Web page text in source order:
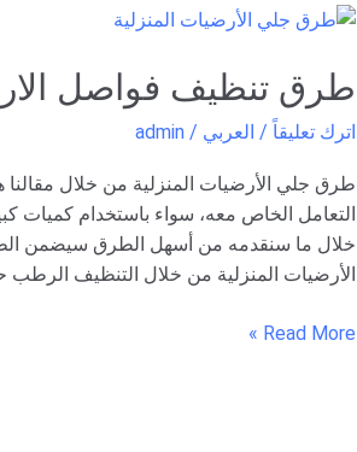
طرق تنظيف فواصل
اترك تعليقاً / العربي /
admin
طرق جلي الأرضيات المنزلية من خلال
التعامل الخاص معه، سواء باستخدام كميات
خلال ما سنقدمه من أسهل الطرق سيضمن
الأرضيات المنزلية من خلال التنظيف الرطب
طرق
فواصل
الارضيات
Read More »